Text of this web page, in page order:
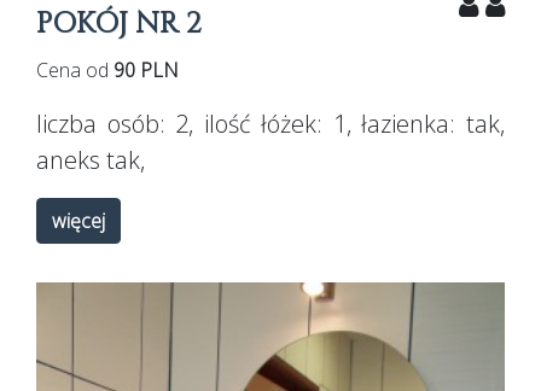
POKÓJ NR 2
Cena od 90 PLN
liczba osób: 2, ilość łóżek: 1, łazienka:tak,
aneks tak,
więcej